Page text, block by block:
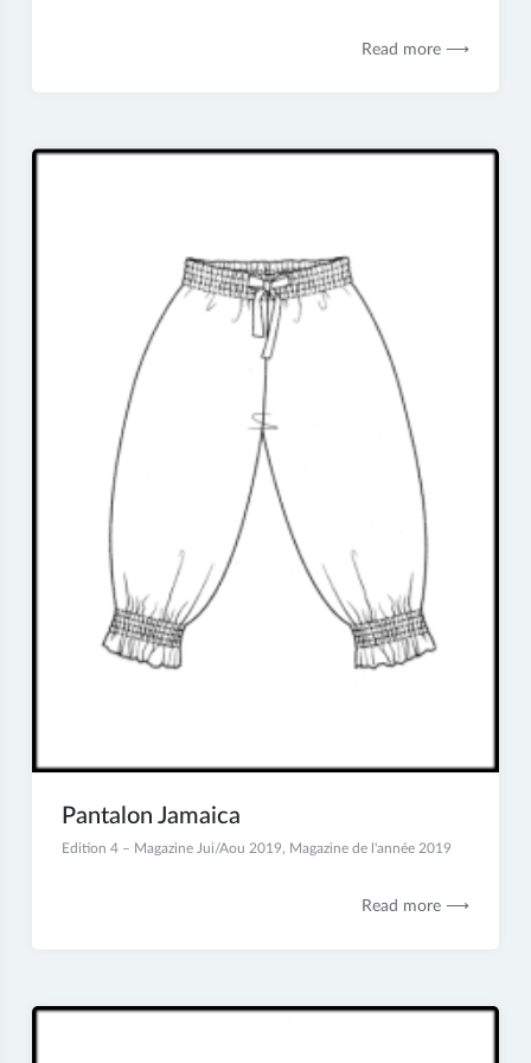
Read more ⟶
Pantalon Jamaica
13
Edition 4 – Magazine Jui/Aou 2019, Magazine de l'année 2019
Read more ⟶